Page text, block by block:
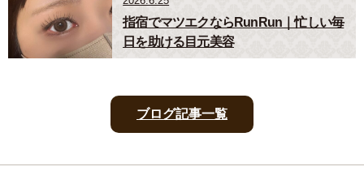
指宿でマツエクならRunRun｜忙しい毎
日を助ける目元美容
ブログ記事一覧